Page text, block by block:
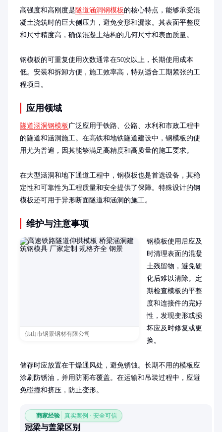
高强度和高刚度是 隧道涵洞钢模板 的核心特点，能够承受混
凝土浇筑时的巨大侧压力，避免变形和漏浆。其表面平整度
和尺寸精度高，确保混凝土结构的几何尺寸和表面质量。
钢模板的可重复使用次数通常在50次以上，长期使用成本
低。安装和拆卸方便，施工效率高，特别适合工期紧张的工
程项目。
应用领域
隧道涵洞钢模板 广泛应用于铁路、公路、水利和市政工程中
的隧道和涵洞施工。在高铁和地铁隧道建设中，钢模板的使
用尤为普遍，因其能够满足高精度和高质量的施工要求。
在大型涵洞和地下通道工程中，钢模板也是首选设备，其稳
定性和可靠性为工程质量和安全提供了保障。特殊设计的钢
模板还可用于异形断面隧道和涵洞的施工。
维护与注意事项
佛山市钢景钢材有限公司
钢模板使用后应及
时清理表面的混凝
土残留物，避免硬
化后难以清除。定
期检查模板的平整
度和连接件的完好
性，发现变形或损
坏应及时修复或更
换。
储存时应放置在干燥通风处，避免锈蚀。长期不用的模板应
涂刷防锈油，并用防雨布覆盖。在运输和吊装过程中，应避
免碰撞和挤压，防止变形。
商家经验 真实案例 · 安全可信
冠梁与盖梁区别